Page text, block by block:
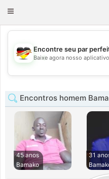
Toggle
💖
💕
Encontre seu par
Baixe agora nosso
Encontros homem
45 anos
Bamako
31